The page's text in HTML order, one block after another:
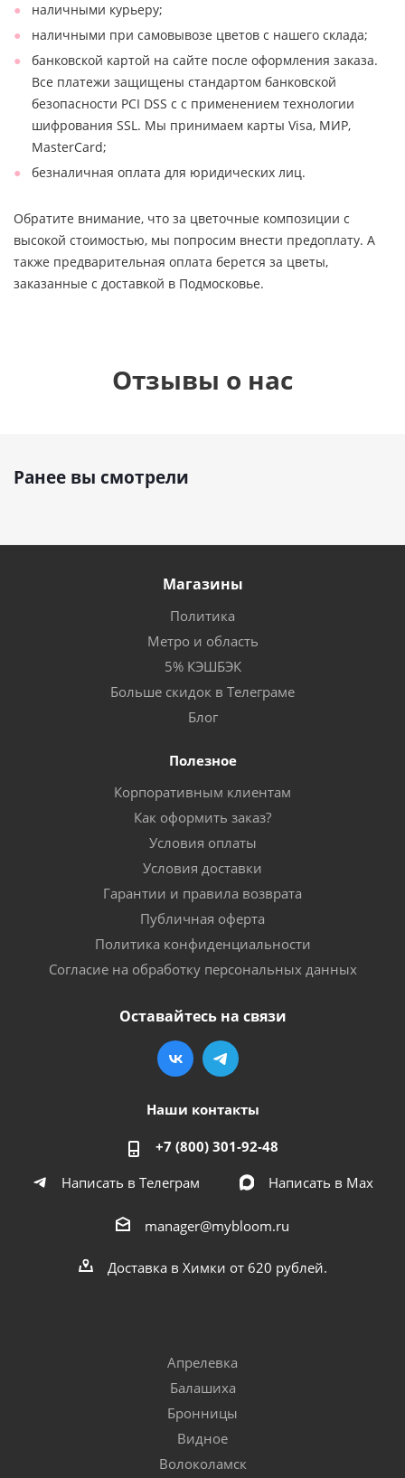
наличными курьеру;
наличными при самовывозе цветов с нашего склада;
банковской картой на сайте после оформления заказа.
Все платежи защищены стандартом банковской
безопасности PCI DSS с с применением технологии
шифрования SSL. Мы принимаем карты Visa, МИР,
MasterCard;
безналичная оплата для юридических лиц.
Обратите внимание, что за цветочные композиции с
высокой стоимостью, мы попросим внести предоплату. А
также предварительная оплата берется за цветы,
заказанные с доставкой в Подмосковье.
Отзывы о нас
Ранее вы смотрели
Магазины
Политика
Метро и область
5% КЭШБЭК
Больше скидок в Телеграме
Блог
Полезное
Корпоративным клиентам
Как оформить заказ?
Условия оплаты
Условия доставки
Гарантии и правила возврата
Публичная оферта
Политика конфиденциальности
Согласие на обработку персональных данных
Оставайтесь на связи
Наши контакты
+7 (800) 301-92-48
Написать в Телеграм
Написать в Мах
manager@mybloom.ru
Доставка в Химки от 620 рублей.
Апрелевка
Балашиха
Бронницы
Видное
Волоколамск